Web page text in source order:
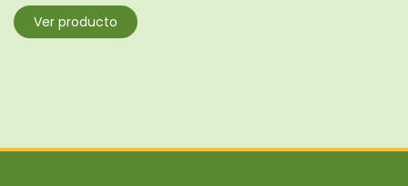
Ver producto